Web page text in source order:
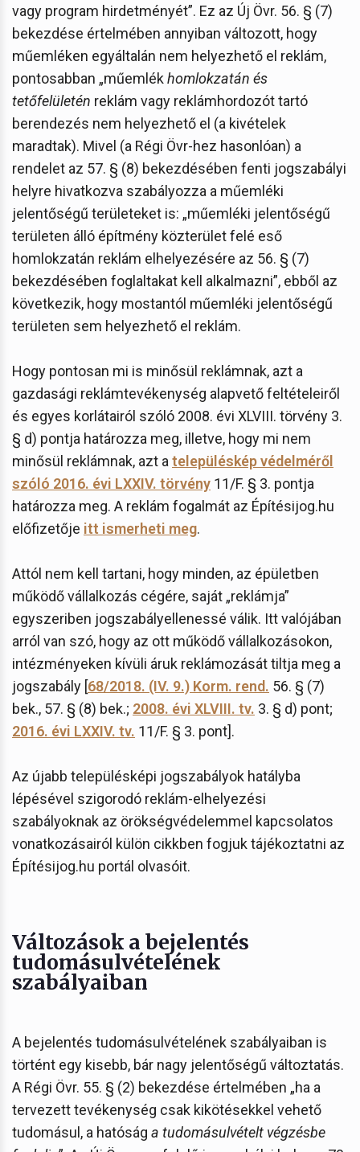
vagy program hirdetményét”. Ez az Új Övr. 56. § (7)
bekezdése értelmében annyiban változott, hogy
műemléken egyáltalán nem helyezhető el reklám,
pontosabban „műemlékhomlokzatán és
tetőfelületén reklám vagy reklámhordozót tartó
berendezés nem helyezhető el (a kivételek
maradtak). Mivel (a Régi Övr-hez hasonlóan) a
rendelet az 57. § (8) bekezdésében fenti jogszabályi
helyre hivatkozva szabályozza a műemléki
jelentőségű területeket is: „műemléki jelentőségű
területen álló építmény közterület felé eső
homlokzatán reklám elhelyezésére az 56. § (7)
bekezdésében foglaltakat kell alkalmazni”, ebből az
következik, hogy mostantól műemléki jelentőségű
területen sem helyezhető el reklám.
Hogy pontosan mi is minősül reklámnak, azt a
gazdasági reklámtevékenység alapvető feltételeiről
és egyes korlátairól szóló 2008. évi XLVIII. törvény 3.
§ d) pontja határozza meg, illetve, hogy mi nem
minősül reklámnak, azt a településkép védelméről
szóló 2016. évi LXXIV. törvény 11/F. § 3. pontja
határozza meg. A reklám fogalmát az Építésijog.hu
előfizetője itt ismerheti meg.
Attól nem kell tartani, hogy minden, az épületben
működő vállalkozás cégére, saját „reklámja”
egyszeriben jogszabályellenessé válik. Itt valójában
arról van szó, hogy az ott működő vállalkozásokon,
intézményeken kívüli áruk reklámozását tiltja meg a
jogszabály [68/2018. (IV. 9.) Korm. rend. 56. § (7)
bek., 57. § (8) bek.; 2008. évi XLVIII. tv. 3. § d) pont;
2016. évi LXXIV. tv. 11/F. § 3. pont].
Az újabb településképi jogszabályok hatályba
lépésével szigorodó reklám-elhelyezési
szabályoknak az örökségvédelemmel kapcsolatos
vonatkozásairól külön cikkben fogjuk tájékoztatni az
Építésijog.hu portál olvasóit.
Változások a bejelentés
tudomásulvételének
szabályaiban
A bejelentés tudomásulvételének szabályaiban is
történt egy kisebb, bár nagy jelentőségű változtatás.
A Régi Övr. 55. § (2) bekezdése értelmében „ha a
tervezett tevékenység csak kikötésekkel vehető
tudomásul, a hatóság a tudomásulvételt végzésbe